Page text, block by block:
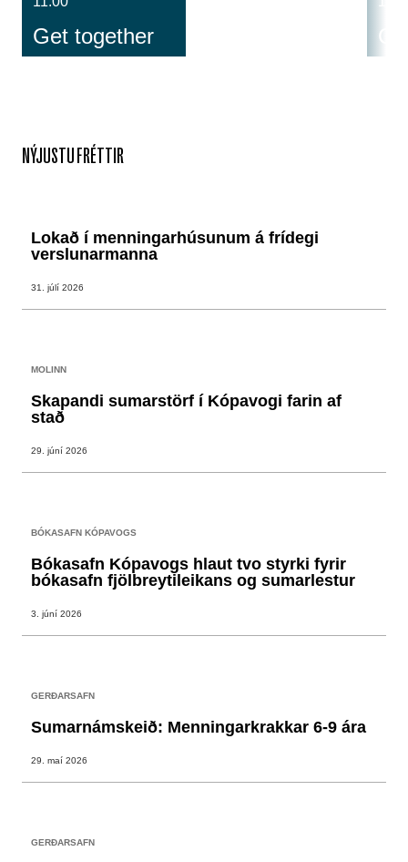
Get together
NÝJUSTU FRÉTTIR
Lokað í menningarhúsunum á frídegi
verslunarmanna
31. júlí 2026
MOLINN
Skapandi sumarstörf í Kópavogi farin af
stað
29. júní 2026
BÓKASAFN KÓPAVOGS
Bókasafn Kópavogs hlaut tvo styrki fyrir
bókasafn fjölbreytileikans og sumarlestur
3. júní 2026
GERÐARSAFN
Sumarnámskeið: Menningarkrakkar 6-9 ára
29. maí 2026
GERÐARSAFN